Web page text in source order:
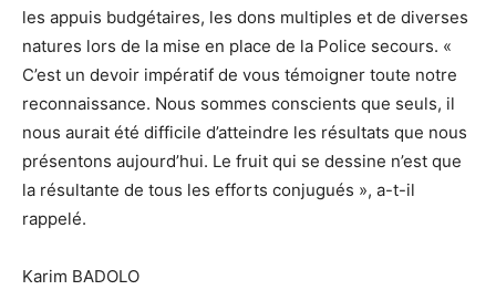
les appuis budgétaires, les dons multiples et de diverses
natures lors de la mise en place de la Police secours. «
C’est un devoir impératif de vous témoigner toute notre
reconnaissance. Nous sommes conscients que seuls, il
nous aurait été difficile d’atteindre les résultats que nous
présentons aujourd’hui. Le fruit qui se dessine n’est que
la résultante de tous les efforts conjugués », a-t-il
rappelé.
Karim BADOLO